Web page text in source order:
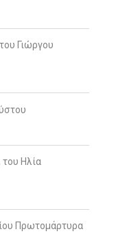
Γιώργου
του Ηλία
Πρωτομάρτυρα